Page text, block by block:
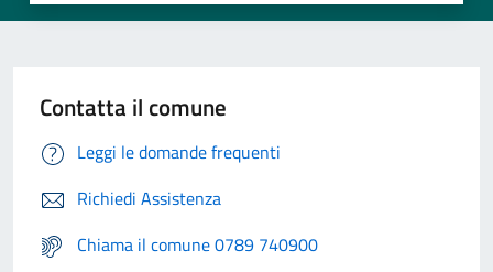
Contatta il comune
Leggi le domande frequenti
Richiedi Assistenza
Chiama il comune 0789 740900